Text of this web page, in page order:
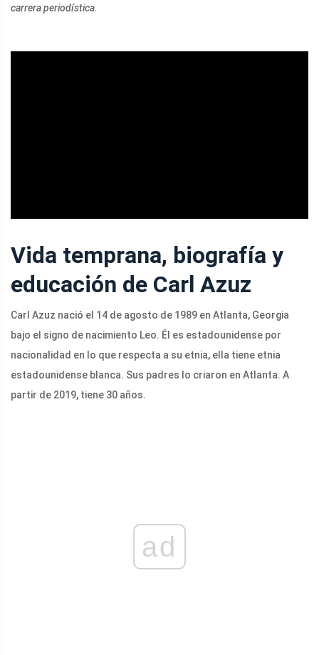
carrera periodística.
Vida temprana, biografía y
educación de Carl Azuz
Carl Azuz nació el 14 de agosto de 1989 en Atlanta, Georgia
bajo el signo de nacimiento Leo. Él es estadounidense por
nacionalidad en lo que respecta a su etnia, ella tiene etnia
estadounidense blanca. Sus padres lo criaron en Atlanta. A
partir de 2019, tiene 30 años.
ad